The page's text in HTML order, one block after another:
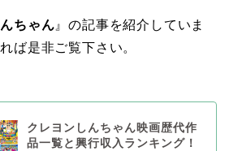
ちゃん 』の記事を紹介していま
ば是非ご覧下さい。
クレヨンしんちゃん映画歴代作
品一覧と興行収入ランキング！